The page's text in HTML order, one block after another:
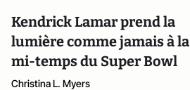
Kendrick Lamar prend la
lumière comme jamais à la
mi-temps du Super Bowl
Christina L. Myers